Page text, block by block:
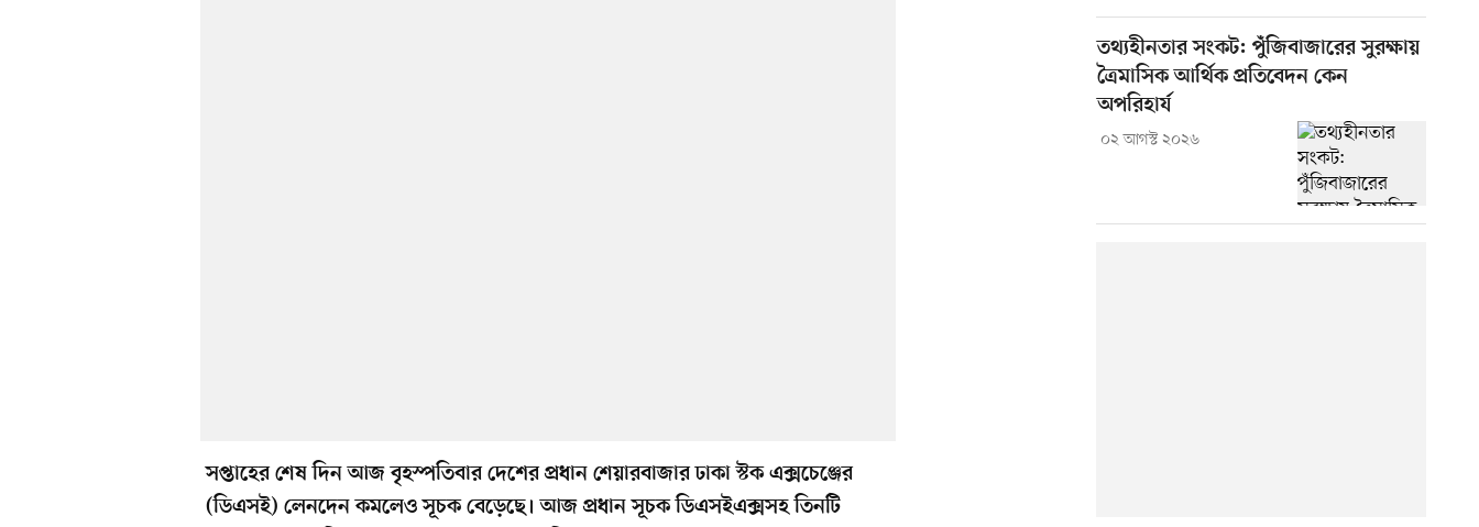
সপ্তাহের শেষ দিন আজ বৃহস্পতিবার দেশের প্রধান শেয়ারবাজার ঢাকা স্টক এক্সচেঞ্জের
(ডিএসই) লেনদেন কমলেও সূচক বেড়েছে। আজ প্রধান সূচক ডিএসইএক্সসহ তিনটি
তথ্যহীনতার সংকট: পুঁজিবাজারের সুরক্ষায়
ত্রৈমাসিক আর্থিক প্রতিবেদন কেন
অপরিহার্য
০২ আগস্ট ২০২৬